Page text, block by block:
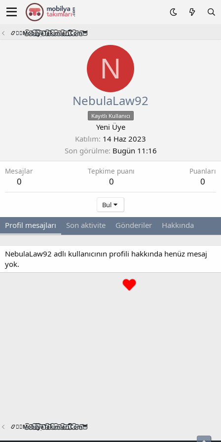
📿🧙‍♂️M͜͡o͜͡b͜͡i͜͡l͜͡y͜͡a͜͡T͜͡a͜͡k͜͡i͜͡m͜͡l͜͡a͜͡r͜͡i͜͡.͜͡C͜͡o͜͡m͜͡🦉
N
NebulaLaw92
Kayıtlı Kullanıcı
Yeni Üye
Katılım 14 Haz 2023
Son görülme Bugün 11:16
Mesajlar
0
Tepkime puanı
0
Puanları
0
Bul
Profil mesajları Son aktivite Gönderiler Hakkında
NebulaLaw92 adlı kullanıcının profili hakkında henüz mesaj
yok.
📿🧙‍♂️M͜͡o͜͡b͜͡i͜͡l͜͡y͜͡a͜͡T͜͡a͜͡k͜͡i͜͡m͜͡l͜͡a͜͡r͜͡i͜͡.͜͡C͜͡o͜͡m͜͡🦉